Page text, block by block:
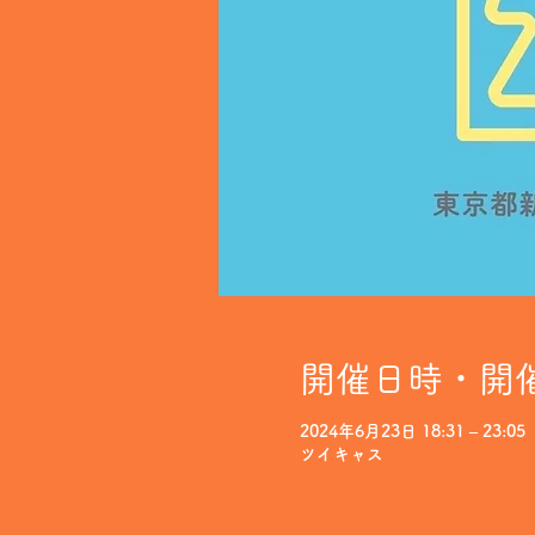
開催日時・開
2024年6月23日 18:31 – 23:05
ツイキャス